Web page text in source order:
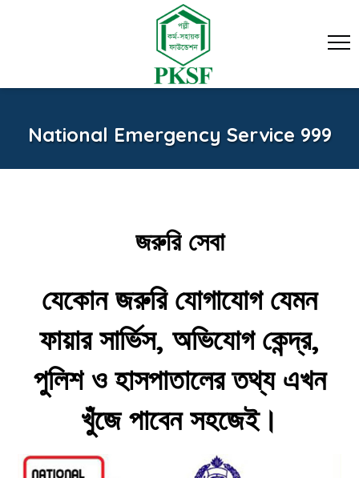
National Emergency Service 999
জরুরি সেবা
যেকোন জরুরি যোগাযোগ যেমন
ফায়ার সার্ভিস, অভিযোগ কেন্দ্র,
পুলিশ ও হাসপাতালের তথ্য এখন
খুঁজে পাবেন সহজেই।